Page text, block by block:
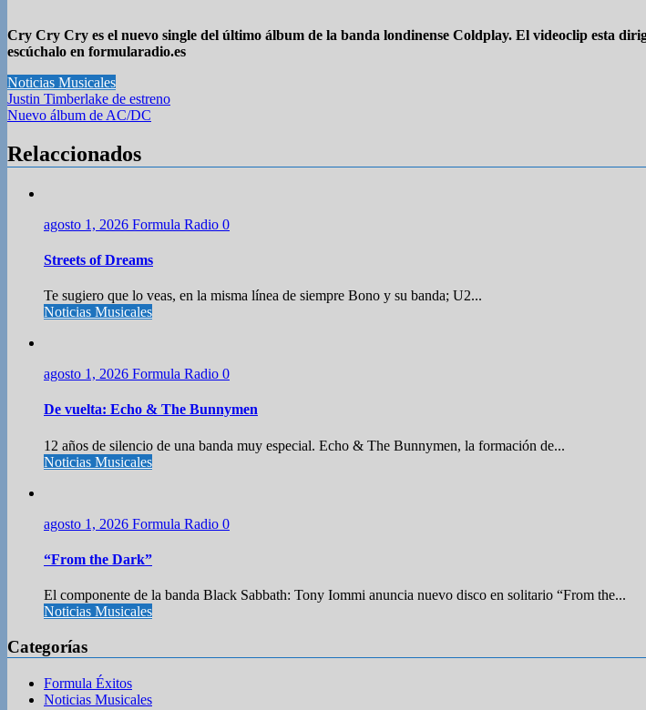
Cry Cry Cry es el nuevo single del último álbum de la banda londinense Coldplay. El videoclip esta
escúchalo en formularadio.es
Noticias Musicales
Navegación
de
entradas
Justin Timberlake de estreno
Nuevo álbum de AC/DC
Relaccionados
agosto 1, 2026 Formula Radio 0
Streets of Dreams
Te sugiero que lo veas, en la misma línea de siempre Bono y su banda; U2...
Noticias Musicales
agosto 1, 2026 Formula Radio 0
De vuelta: Echo & The Bunnymen
12 años de silencio de una banda muy especial. Echo & The Bunnymen, la formación de...
Noticias Musicales
agosto 1, 2026 Formula Radio 0
“From the Dark”
El componente de la banda Black Sabbath: Tony Iommi anuncia nuevo disco en solitario “From the...
Noticias Musicales
Categorías
Formula Éxitos
Noticias Musicales